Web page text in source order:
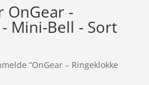
OnGear -
Mini-Bell - Sort
“OnGear – Ringeklokke